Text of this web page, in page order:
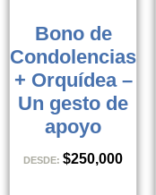
Bono de
Condolencias
+ Orquídea –
Un gesto de
apoyo
DESDE: $250,000